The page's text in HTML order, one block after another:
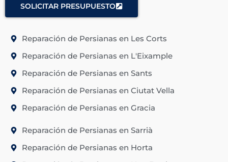
SOLICITAR PRESUPUESTO
Reparación de Persianas en Les Corts
Reparación de Persianas en L'Eixample
Reparación de Persianas en Sants
Reparación de Persianas en Ciutat Vella
Reparación de Persianas en Gracia
Reparación de Persianas en Sarrià
Reparación de Persianas en Horta